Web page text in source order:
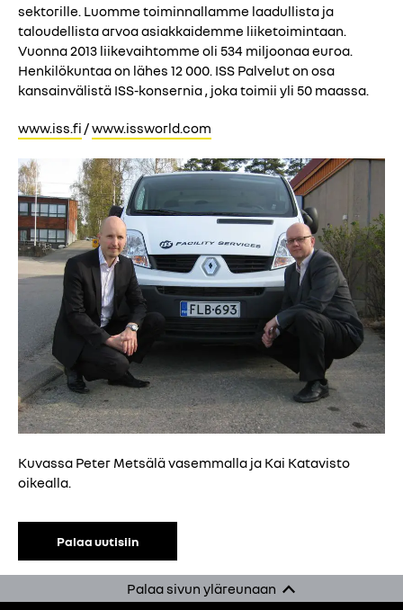
sektorille. Luomme toiminnallamme laadullista ja
taloudellista arvoa asiakkaidemme liiketoimintaan.
Vuonna 2013 liikevaihtomme oli 534 miljoonaa euroa.
Henkilökuntaa on lähes 12 000. ISS Palvelut on osa
kansainvälistä ISS-konsernia , joka toimii yli 50 maassa.
www.iss.fi /www.issworld.com
Kuvassa Peter Metsälä vasemmalla ja Kai Katavisto
oikealla.
Palaa uutisiin
Palaa sivun yläreunaan